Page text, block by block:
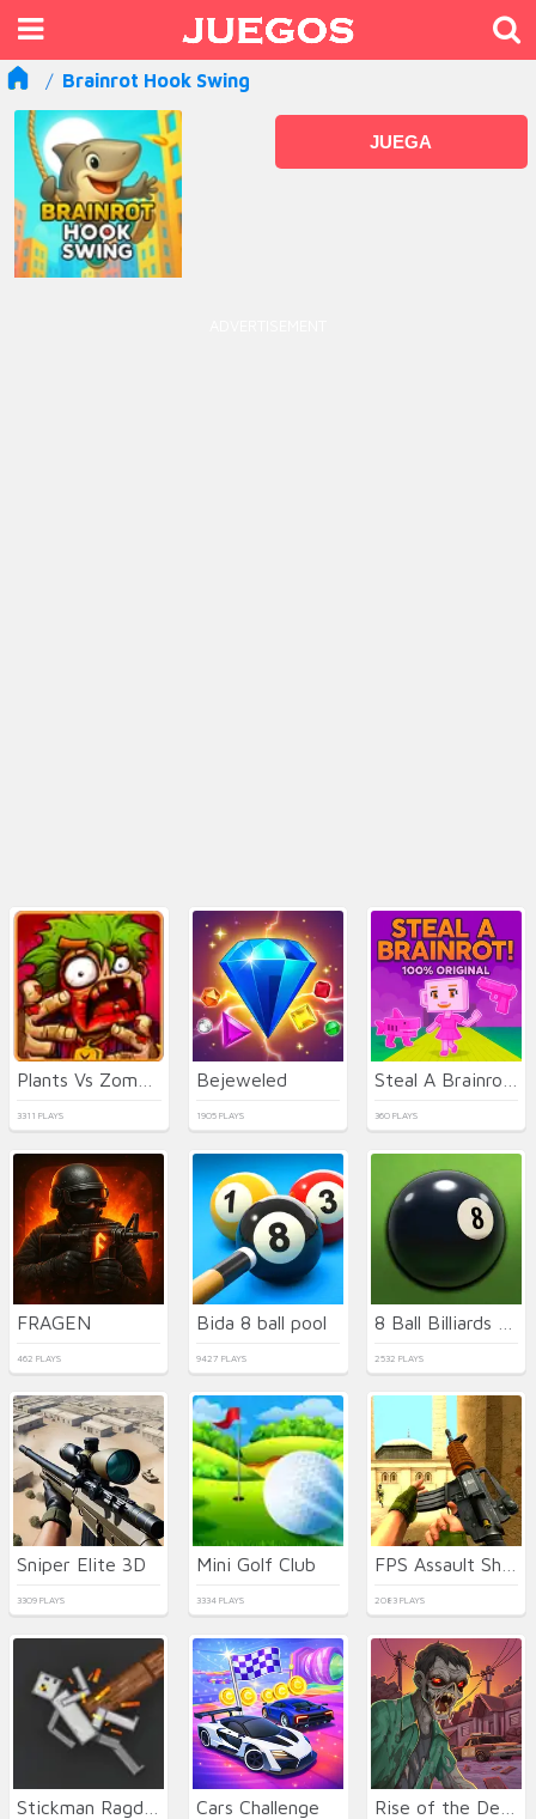
Brainrot Hook Swing
JUEGA
3311 PLAYS
Bejeweled
1905 PLAYS 360 PLAYS
FRAGEN
462 PLAYS
Bida 8 ball pool
9427 PLAYS 2532 PLAYS
Sniper Elite 3D
3309 PLAYS
Mini Golf Club
3334 PLAYS 2083 PLAYS
Cars Challenge